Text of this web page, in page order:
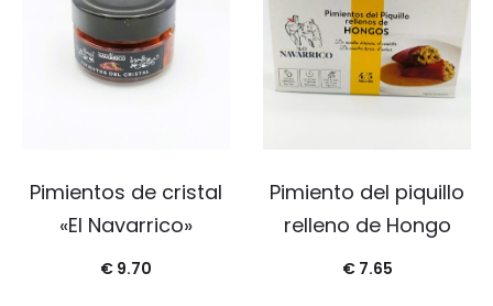
Pimientos de cristal
«El Navarrico»
€ 9.70
Pimiento del piquillo
relleno de Hongo
€7.65